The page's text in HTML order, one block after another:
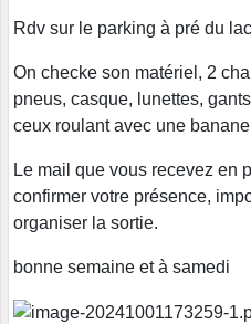
Rdv sur le parking à pré du lac
On checke son matériel, 2
pneus, casque, lunettes,
ceux roulant avec une
Le mail que vous recevez en
confirmer votre présence,
organiser la sortie.
bonne semaine et à samedi